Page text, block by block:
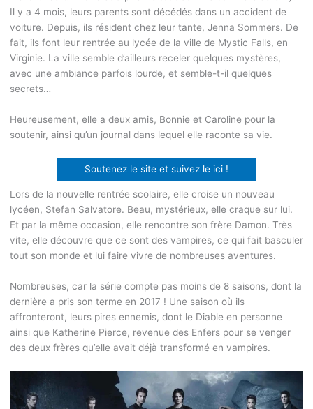
Il y a 4 mois, leurs parents sont décédés dans un accident de
voiture. Depuis, ils résident chez leur tante, Jenna Sommers. De
fait, ils font leur rentrée au lycée de la ville de Mystic Falls, en
Virginie. La ville semble d’ailleurs receler quelques mystères,
avec une ambiance parfois lourde, et semble-t-il quelques
secrets…
Heureusement, elle a deux amis, Bonnie et Caroline pour la
soutenir, ainsi qu’un journal dans lequel elle raconte sa vie.
Soutenez le site et suivez le ici !
Lors de la nouvelle rentrée scolaire, elle croise un nouveau
lycéen, Stefan Salvatore. Beau, mystérieux, elle craque sur lui.
Et par la même occasion, elle rencontre son frère Damon. Très
vite, elle découvre que ce sont des vampires, ce qui fait basculer
tout son monde et lui faire vivre de nombreuses aventures.
Nombreuses, car la série compte pas moins de 8 saisons, dont la
dernière a pris son terme en 2017 ! Une saison où ils
affronteront, leurs pires ennemis, dont le Diable en personne
ainsi que Katherine Pierce, revenue des Enfers pour se venger
des deux frères qu’elle avait déjà transformé en vampires.